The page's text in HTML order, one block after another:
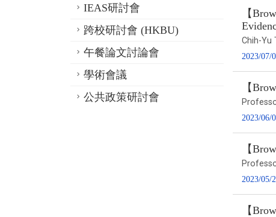
IEAS研討會
跨校研討會 (HKBU)
午餐論文討論會
學術會議
公共政策研討會
【
Chih-Yu
2023/07/
【
2023/06/
【
2023/05/
【